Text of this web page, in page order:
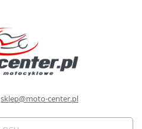
sklep@moto-center.pl